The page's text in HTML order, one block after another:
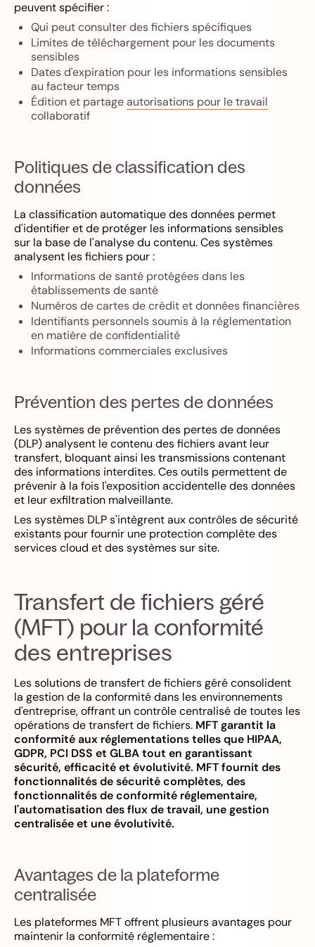
peuvent spécifier :
Qui peut consulter des fichiers spécifiques
Limites de téléchargement pour les documents
sensibles
Dates d'expiration pour les informations sensibles
au facteur temps
Édition et partageautorisations pour le travail
collaboratif
Politiques de classification des
données
La classification automatique des données permet
d'identifier et de protéger les informations sensibles
sur la base de l'analyse du contenu. Ces systèmes
analysent les fichiers pour :
Informations de santé protégées dans les
établissements de santé
Numéros de cartes de crédit et données financières
Identifiants personnels soumis à la réglementation
en matière de confidentialité
Informations commerciales exclusives
Prévention des pertes de données
Les systèmes de prévention des pertes de données
(DLP) analysent le contenu des fichiers avant leur
transfert, bloquant ainsi les transmissions contenant
des informations interdites. Ces outils permettent de
prévenir à la fois l'exposition accidentelle des données
et leur exfiltration malveillante.
Les systèmes DLP s'intègrent aux contrôles de sécurité
existants pour fournir une protection complète des
services cloud et des systèmes sur site.
Transfert de fichiers géré
(MFT) pour la conformité
des entreprises
Les solutions de transfert de fichiers géré consolident
la gestion de la conformité dans les environnements
d'entreprise, offrant un contrôle centralisé de toutes les
opérations de transfert de fichiers. MFT garantit la
conformité aux réglementations telles que HIPAA,
GDPR, PCI DSS et GLBA tout en garantissant
sécurité, efficacité et évolutivité. MFT fournit des
fonctionnalités de sécurité complètes, des
fonctionnalités de conformité réglementaire,
l'automatisation des flux de travail, une gestion
centralisée et une évolutivité.
Avantages de la plateforme
centralisée
Les plateformes MFT offrent plusieurs avantages pour
maintenir la conformité réglementaire :